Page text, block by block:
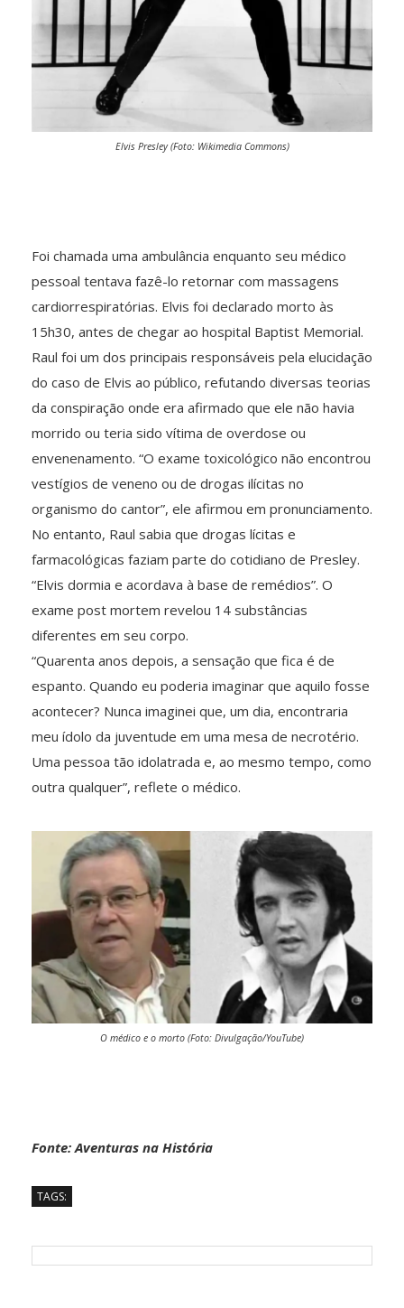
Elvis Presley (Foto: Wikimedia Commons)
Foi chamada uma ambulância enquanto seu médico
pessoal tentava fazê-lo retornar com massagens
cardiorrespiratórias. Elvis foi declarado morto às
15h30, antes de chegar ao hospital Baptist Memorial.
Raul foi um dos principais responsáveis pela elucidação
do caso de Elvis ao público, refutando diversas teorias
da conspiração onde era afirmado que ele não havia
morrido ou teria sido vítima de overdose ou
envenenamento. “O exame toxicológico não encontrou
vestígios de veneno ou de drogas ilícitas no
organismo do cantor”, ele afirmou em pronunciamento.
No entanto, Raul sabia que drogas lícitas e
farmacológicas faziam parte do cotidiano de Presley.
“Elvis dormia e acordava à base de remédios”. O
exame post mortem revelou 14 substâncias
diferentes em seu corpo.
“Quarenta anos depois, a sensação que fica é de
espanto. Quando eu poderia imaginar que aquilo fosse
acontecer? Nunca imaginei que, um dia, encontraria
meu ídolo da juventude em uma mesa de necrotério.
Uma pessoa tão idolatrada e, ao mesmo tempo, como
outra qualquer”, reflete o médico.
O médico e o morto (Foto: Divulgação/YouTube)
Fonte: Aventuras na História
TAGS: